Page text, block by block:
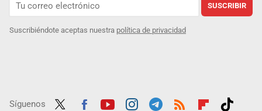
SUSCRIBIR
Suscribiéndote aceptas nuestra política de privacidad
Síguenos